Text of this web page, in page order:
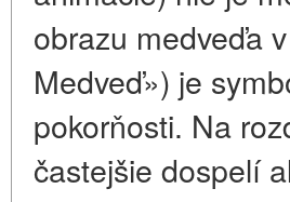
obrazu medveďa
Medveď») je
pokorňosti. Na
častejšie dospelí